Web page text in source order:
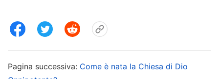
sacerdotali. Sperano nella riapparizione di
dell’umanità, Egli è il sacrificio per il peccato
Pagina successiva: Come è nata la Chiesa di Dio